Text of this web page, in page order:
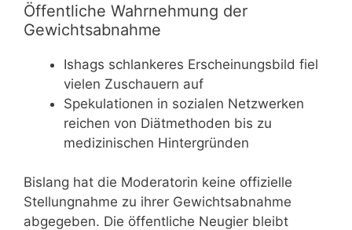
Öffentliche Wahrnehmung der
Gewichtsabnahme
Ishags schlankeres Erscheinungsbild fiel
vielen Zuschauern auf
Spekulationen in sozialen Netzwerken
reichen von Diätmethoden bis zu
medizinischen Hintergründen
Bislang hat die Moderatorin keine offizielle
Stellungnahme zu ihrer Gewichtsabnahme
abgegeben. Die öffentliche Neugier bleibt